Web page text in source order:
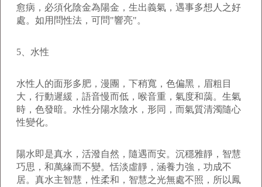
愈病，必須化陰金為陽金，生出義氣，遇事多想人之好
處。如用問性法，可問"響亮"。
5、水性
水性人的面形多肥，漫團，下稍寬，色偏黑，眉粗目
大，行動遲緩，語音慢而低，喉音重，氣度和藹。生氣
時，色發暗。水性分陽水陰水，形同，而氣質清濁隨心
性變化。
陽水即是真水，活潑自然，隨遇而安。沉穩雅靜，智慧
巧思，和萬緣而不變。恬淡虛靜，涵養力強，功成不
居。真水主智慧，性柔和，智慧之光無處不照，所以鳳